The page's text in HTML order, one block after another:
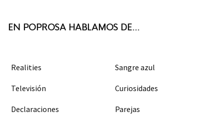
EN POPROSA HABLAMOS DE...
Realities Sangre azul
Televisión Curiosidades
Declaraciones Parejas